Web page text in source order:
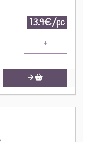
13.9€/pc
+